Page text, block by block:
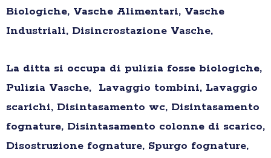
Biologiche, Vasche Alimentari, Vasche
Industriali, Disincrostazione Vasche,
La ditta si occupa di pulizia fosse biologiche,
Pulizia Vasche, Lavaggio tombini, Lavaggio
scarichi, Disintasamento wc, Disintasamento
fognature, Disintasamento colonne di scarico,
Disostruzione fognature, Spurgo fognature,